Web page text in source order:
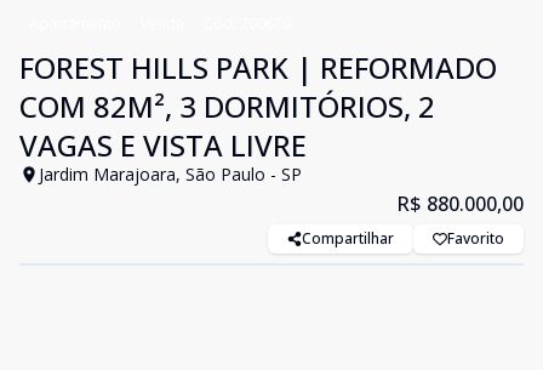
FOREST HILLS PARK | REFORMADO
COM 82M², 3 DORMITÓRIOS, 2
VAGAS E VISTA LIVRE
Jardim Marajoara, São Paulo - SP
R$ 880.000,00
Compartilhar Favorito